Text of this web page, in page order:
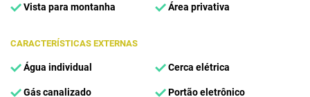
Vista para montanha Área privativa
CARACTERÍSTICAS EXTERNAS
Água individual Cerca elétrica
Gás canalizado Portão eletrônico